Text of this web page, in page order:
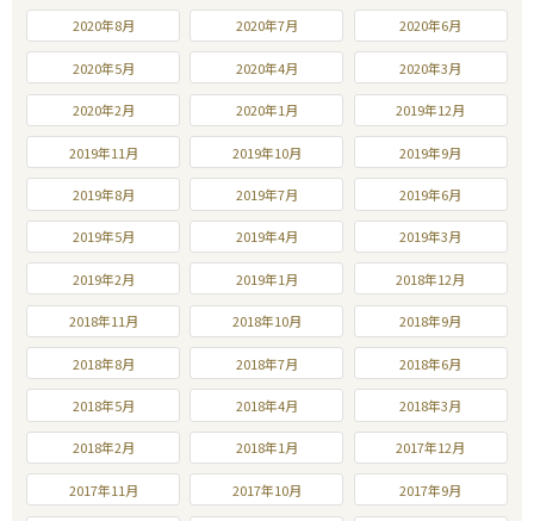
2020年8月 2020年7月 2020年6月
2020年5月 2020年4月 2020年3月
2020年2月 2020年1月 2019年12月
2019年11月 2019年10月 2019年9月
2019年8月 2019年7月 2019年6月
2019年5月 2019年4月 2019年3月
2019年2月 2019年1月 2018年12月
2018年11月 2018年10月 2018年9月
2018年8月 2018年7月 2018年6月
2018年5月 2018年4月 2018年3月
2018年2月 2018年1月 2017年12月
2017年11月 2017年10月 2017年9月